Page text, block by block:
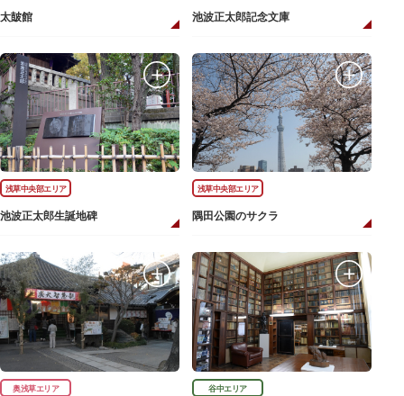
太皷館 池波正太郎記念文庫
浅草中央部エリア
池波正太郎生誕地碑
浅草中央部エリア
隅田公園のサクラ
奥浅草エリア 谷中エリア